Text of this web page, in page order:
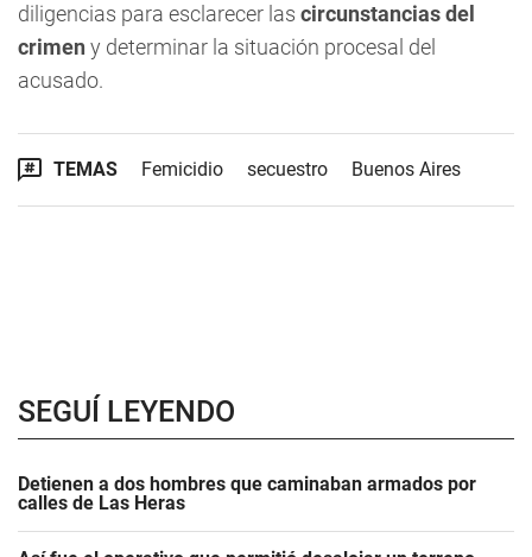
diligencias para esclarecer las circunstancias del
crimen y determinar la situación procesal del
acusado.
TEMAS Femicidio secuestro Buenos Aires
SEGUÍ LEYENDO
Detienen a dos hombres que caminaban armados por
calles de Las Heras